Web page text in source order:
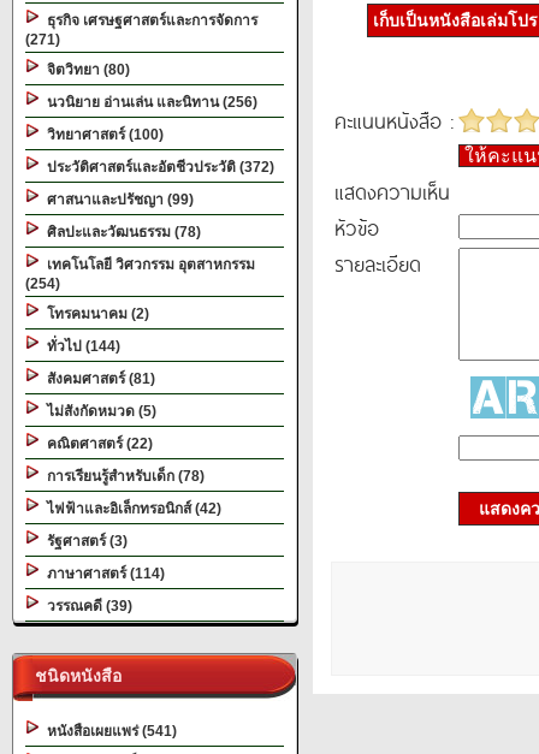
ธุรกิจ เศรษฐศาสตร์และการจัดการ
(271)
จิตวิทยา (80)
นวนิยาย อ่านเล่น และนิทาน (256)
วิทยาศาสตร์ (100)
ประวัติศาสตร์และอัตชีวประวัติ (372)
ศาสนาและปรัชญา (99)
ศิลปะและวัฒนธรรม (78)
เทคโนโลยี วิศวกรรม อุตสาหกรรม
(254)
โทรคมนาคม (2)
ทั่วไป (144)
สังคมศาสตร์ (81)
ไม่สังกัดหมวด (5)
คณิตศาสตร์ (22)
การเรียนรู้สำหรับเด็ก (78)
ไฟฟ้าและอิเล็กทรอนิกส์ (42)
รัฐศาสตร์ (3)
ภาษาศาสตร์ (114)
วรรณคดี (39)
ชนิดหนังสือ
หนังสือเผยแพร่ (541)
เก็บเป็นหนังสือเล่มโป
คะแนนหนังสือ :
ให้คะแ
แสดงความเห็น
หัวข้อ
รายละเอียด
แสดงค